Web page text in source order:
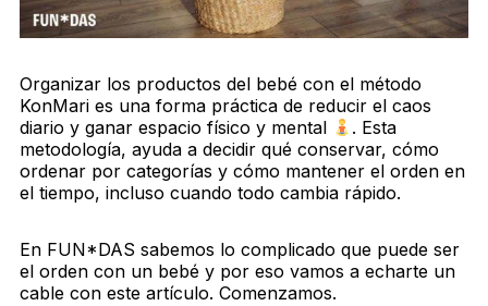
Organizar los productos del bebé con el método
KonMari es una forma práctica de reducir el caos
diario y ganar espacio físico y mental
. Esta
metodología, ayuda a decidir qué conservar, cómo
ordenar por categorías y cómo mantener el orden en
el tiempo, incluso cuando todo cambia rápido.
En FUN*DAS sabemos lo complicado que puede ser
el orden con un bebé y por eso vamos a echarte un
cable con este artículo. Comenzamos.